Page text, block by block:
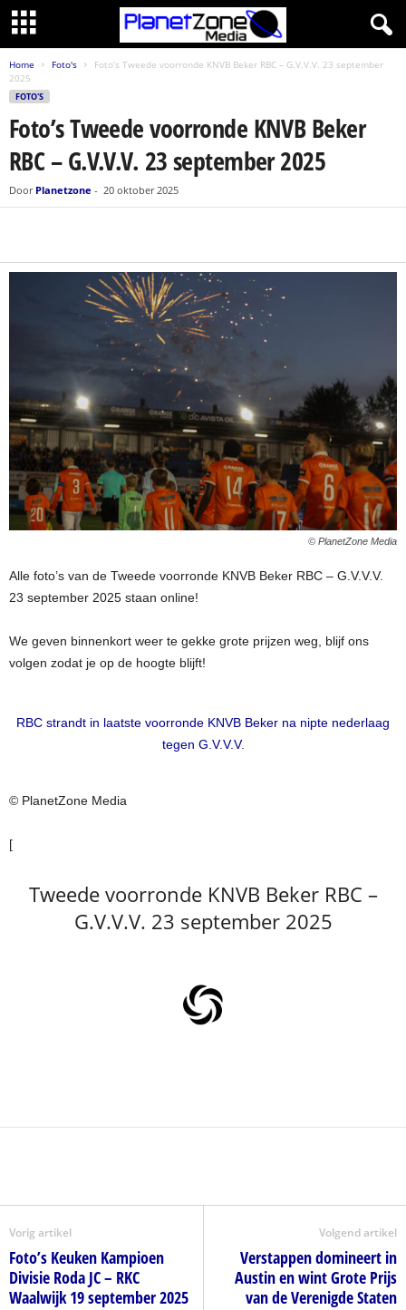
Home Foto's
Foto’s Tweede voorronde KNVB Beker RBC – G.V.V.V. 23 september
2025
FOTO'S
Foto’s Tweede voorronde KNVB Beker
RBC – G.V.V.V. 23 september 2025
Door Planetzone - 20 oktober 2025
© PlanetZone Media
Alle foto’s van de Tweede voorronde KNVB Beker RBC – G.V.V.V.
23 september 2025 staan online!
We geven binnenkort weer te gekke grote prijzen weg, blijf ons
volgen zodat je op de hoogte blijft!
RBC strandt in laatste voorronde KNVB Beker na nipte nederlaag
tegen G.V.V.V.
© PlanetZone Media
[
Tweede voorronde KNVB Beker RBC –
G.V.V.V. 23 september 2025
Vorig artikel
Foto’s Keuken Kampioen
Divisie Roda JC – RKC
Waalwijk 19 september 2025
Volgend artikel
Verstappen domineert in
Austin en wint Grote Prijs
van de Verenigde Staten